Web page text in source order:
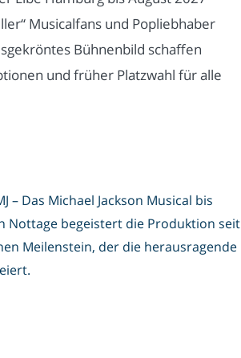
Musicalfans und Popliebhaber
Bühnenbild schaffen
und früher Platzwahl für alle
Das Michael Jackson Musical bis
Nottage begeistert die Produktion seit
Meilenstein, der die herausragende